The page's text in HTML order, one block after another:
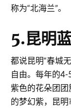
称为“北海兰”。
5.昆明
都说昆明“春城
自由。每年的
紫色的花朵团
的梦幻紫，昆明